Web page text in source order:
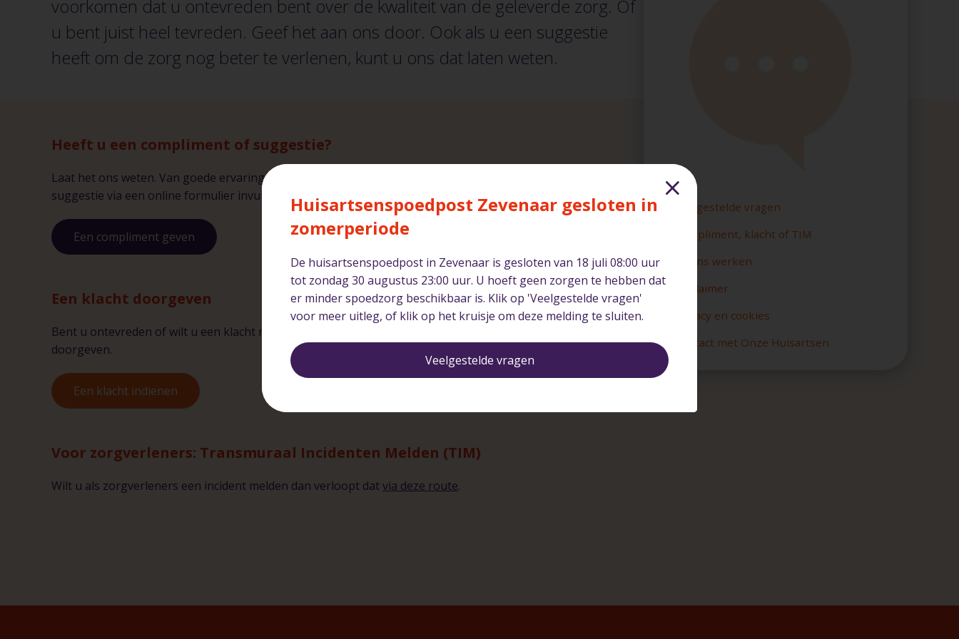
voorkomen dat u ontevreden bent over de kwaliteit van de geleverde zorg. Of
u bent juist heel tevreden. Geef het aan ons door. Ook als u een suggestie
heeft om de zorg nog beter te verlenen, kunt u ons dat laten weten.
Veelgestelde vragen
Compliment, klacht of TIM
Bij ons werken
Disclaimer
Privacy en cookies
Contact met Onze Huisartsen
Heeft u een compliment of suggestie?
Laat het ons weten. Van goede ervaringen en suggesties kunnen en willen we leren. U kunt uw compliment of
suggestie via een online formulier invullen. Hartelijk dank voor uw moeite.
Een compliment geven
Een klacht doorgeven
Bent u ontevreden of wilt u een klacht melden, dan kunt u dat via het onderstaande formulier aan ons
doorgeven.
Een klacht indienen
Voor zorgverleners: Transmuraal Incidenten Melden (TIM)
Wilt u als zorgverleners een incident melden dan verloopt datvia deze route.
Huisartsenspoedpost Zevenaar gesloten in
zomerperiode
De huisartsenspoedpost in Zevenaar is gesloten van 18 juli 08:00 uur
tot zondag 30 augustus 23:00 uur. U hoeft geen zorgen te hebben dat
er minder spoedzorg beschikbaar is. Klik op 'Veelgestelde vragen'
voor meer uitleg, of klik op het kruisje om deze melding te sluiten.
Veelgestelde vragen